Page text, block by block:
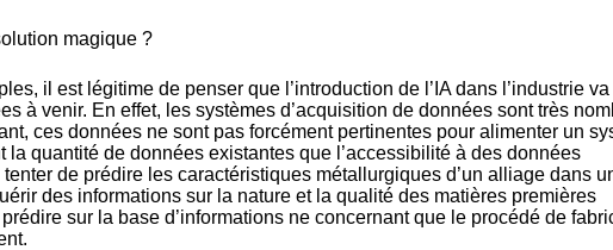
magique ?
il est légitime de penser que l’introduction de l’IA dans l’industrie va
à venir. En effet, les systèmes d’acquisition de données sont très
ces données ne sont pas forcément pertinentes pour alimenter un
la quantité de données existantes que l’accessibilité à des données
de prédire les caractéristiques métallurgiques d’un alliage dans
des informations sur la nature et la qualité des matières premières
sur la base d’informations ne concernant que le procédé de